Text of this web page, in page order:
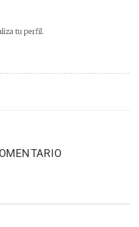
tu perfil.